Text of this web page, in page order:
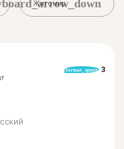
Житомир
format_quote 3